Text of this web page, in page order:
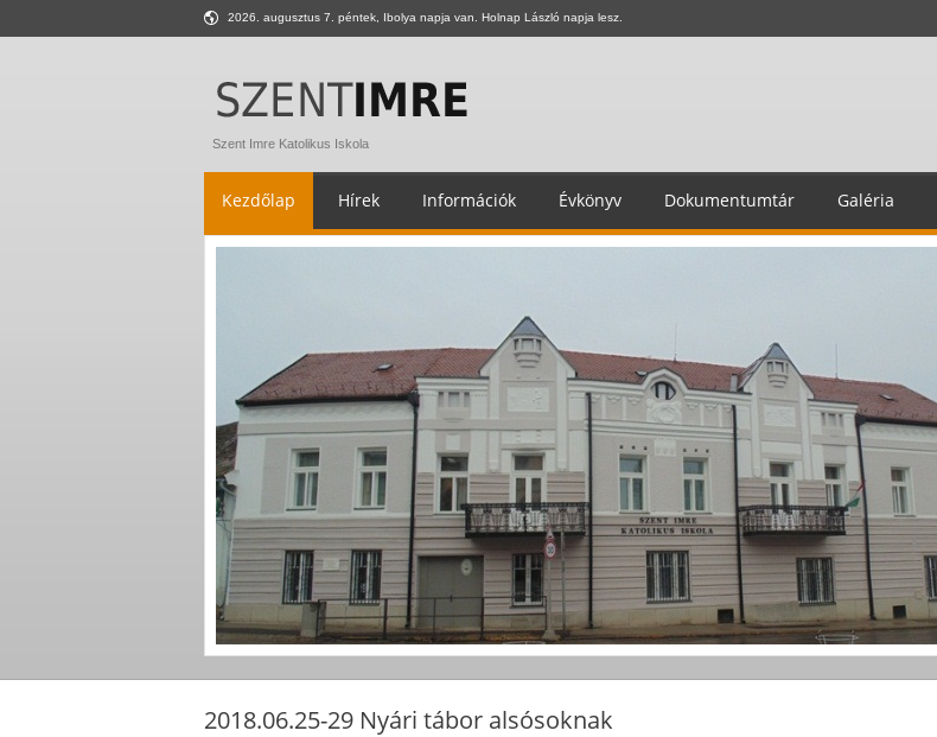
2026. augusztus 7. péntek, Ibolya napja van. Holnap László napja lesz.
Szent Imre Katolikus Iskola
Kezdőlap Hírek Információk Évkönyv Dokumentumtár Galéria
2018.06.25-29 Nyári tábor alsósoknak